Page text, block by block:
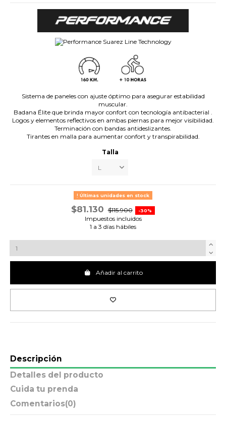
Sistema de paneles con ajuste óptimo para asegurar estabilidad
muscular.
Badana Élite que brinda mayor confort con tecnología antibacterial .
Logos y elementos reflectivos en ambas piernas para mejor visibilidad.
Terminación con bandas antideslizantes.
Tirantes en malla para aumentar confort y transpirabilidad.
Talla
Últimas unidades en stock
$81.130 $115.900 -30%
Impuestos incluidos
1 a 3 días hábiles
Añadir al carrito
Descripción
Detalles del producto
Cuida tu prenda
Comentarios(0)